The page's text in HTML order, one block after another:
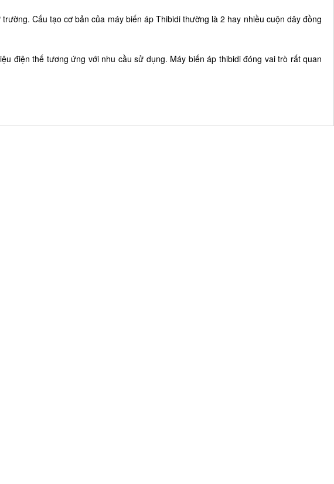
Cấu tạo cơ bản của máy biến áp Thibidi thường là 2 hay nhiều cuộn dây đồng
điện thế tương ứng với nhu cầu sử dụng. Máy biến áp thibidi đóng vai trò rất quan